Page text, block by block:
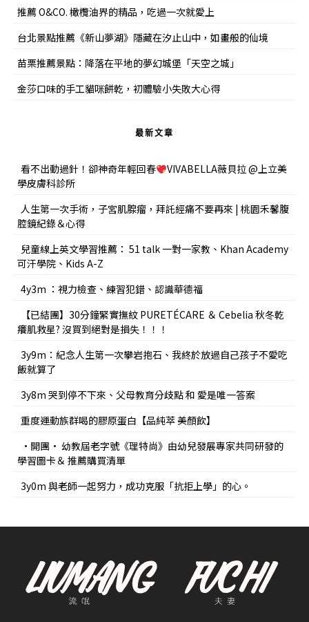
推薦 O&CO. 橄欖油界的精品，吃過一次就愛上
台北景點推薦《新山夢湖》隱藏在汐止山中，如畫般的仙境
苗栗推薦景點：降落在平地的夢幻城堡「天空之城」
金莎口味的手工貓咪餅乾，初體驗小失敗大心得
最新文章
看不出動過針！卻神奇年輕回春
VIVABELLA薇貝拉 @上立美
學皮膚科診所
人生第一次手術，子宮肌腺瘤，拜託經痛不要再來 | 桃園禾馨腹
腔鏡紀錄＆心得
兒童線上英文學習推薦： 51 talk 一對一家教、Khan Academy
可汗學院、Kids A-Z
4y3m ：視力檢查、練習犯錯、認識華德福
【已結團】30分鐘緊實撫紋 PURETÉCARE ＆ Cebelia 秋冬乾
癢肌救星? 沒買到絕對是損失！！！
3y9m：紀念人生第一次攀岩抱石、我終於放過自己孩子不愛吃
飯就算了
3y8m 哭到停不下來、父母教育分歧點 和 愛是唯一答案
重度運動族群喝的膠原蛋白【品純萃 美顏飲】
•開團• 幼教屆老字號《理特尚》由幼兒發展專家共同研發的
學習圖卡＆ 推薦購買清單
3y0m 與老師一起努力，成功克服「抗拒上學」的心。